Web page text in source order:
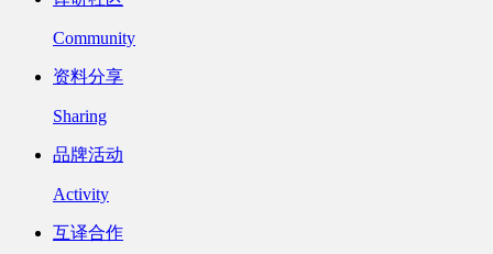
Community
资料分享
Sharing
品牌活动
Activity
互译合作